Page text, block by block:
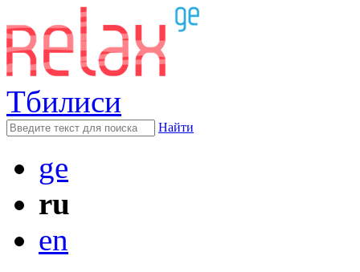
Тбилиси
Найти
ge
ru
en